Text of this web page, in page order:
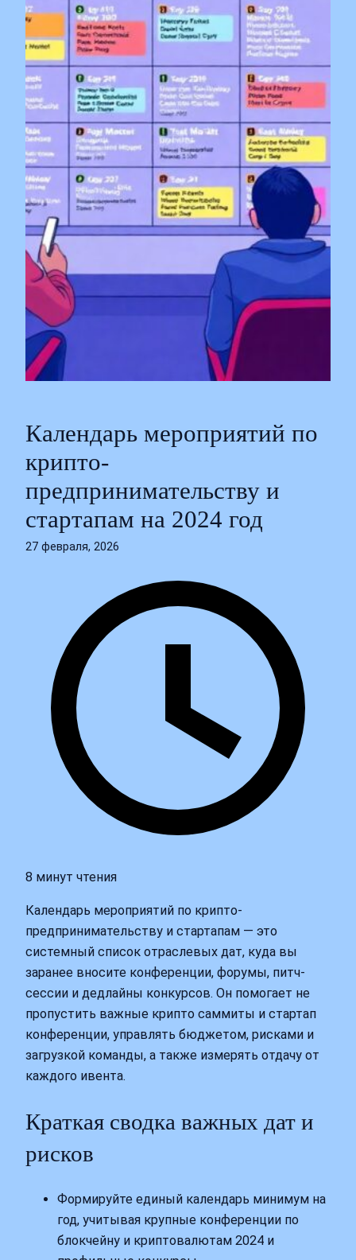
Календарь мероприятий по
крипто-
предпринимательству и
стартапам на 2024 год
27 февраля, 2026
8 минут чтения
Календарь мероприятий по крипто-
предпринимательству и стартапам — это
системный список отраслевых дат, куда вы
заранее вносите конференции, форумы, питч-
сессии и дедлайны конкурсов. Он помогает не
пропустить важные крипто саммиты и стартап
конференции, управлять бюджетом, рисками и
загрузкой команды, а также измерять отдачу от
каждого ивента.
Краткая сводка важных дат и
рисков
Формируйте единый календарь минимум на
год, учитывая крупные конференции по
блокчейну и криптовалютам 2024 и